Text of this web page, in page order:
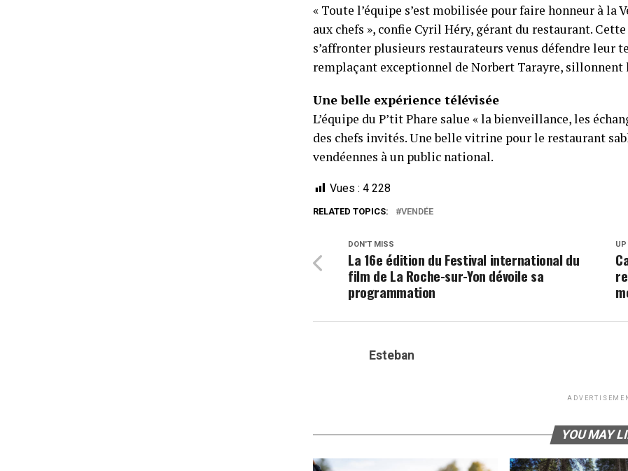
« Toute l’équipe s’est mobilisée pour faire honneur à la
aux chefs », confie Cyril Héry, gérant du restaurant.
s’affronter plusieurs restaurateurs venus défendre leur
remplaçant exceptionnel de Norbert Tarayre,
Une belle expérience télévisée
L’équipe du P’tit Phare salue « la bienveillance, les
des chefs invités. Une belle vitrine pour le restaurant
vendéennes à un public national.
Vues : 4 228
RELATED TOPICS: VENDÉE
DON'T MISS
La 16e édition du Festival international du
film de La Roche-sur-Yon dévoile sa
programmation
Esteban
YOU MAY